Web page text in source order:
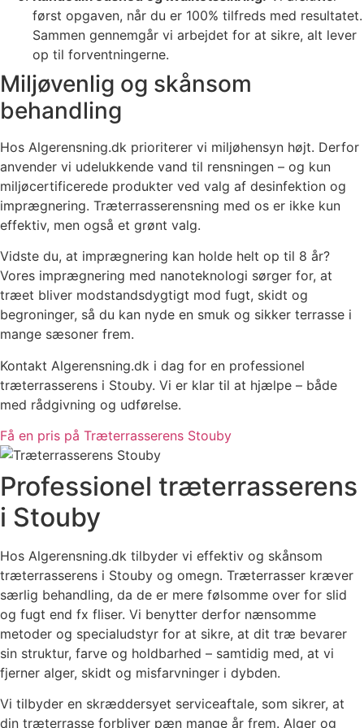
først opgaven, når du er 100% tilfreds med resultatet.
Sammen gennemgår vi arbejdet for at sikre, alt lever
op til forventningerne.
Miljøvenlig og skånsom
behandling
Hos Algerensning.dk prioriterer vi miljøhensyn højt. Derfor
anvender vi udelukkende vand til rensningen – og kun
miljøcertificerede produkter ved valg af desinfektion og
imprægnering. Træterrasserensning med os er ikke kun
effektiv, men også et grønt valg.
Vidste du, at imprægnering kan holde helt op til 8 år?
Vores imprægnering med nanoteknologi sørger for, at
træet bliver modstandsdygtigt mod fugt, skidt og
begroninger, så du kan nyde en smuk og sikker terrasse i
mange sæsoner frem.
Kontakt Algerensning.dk i dag for en professionel
træterrasserens i Stouby. Vi er klar til at hjælpe – både
med rådgivning og udførelse.
Få en pris på Træterrasserens Stouby
Professionel træterrasserens
i Stouby
Hos Algerensning.dk tilbyder vi effektiv og skånsom
træterrasserens i Stouby og omegn. Træterrasser kræver
særlig behandling, da de er mere følsomme over for slid
og fugt end fx fliser. Vi benytter derfor nænsomme
metoder og specialudstyr for at sikre, at dit træ bevarer
sin struktur, farve og holdbarhed – samtidig med, at vi
fjerner alger, skidt og misfarvninger i dybden.
Vi tilbyder en skræddersyet serviceaftale, som sikrer, at
din træterrasse forbliver pæn mange år frem. Alger og